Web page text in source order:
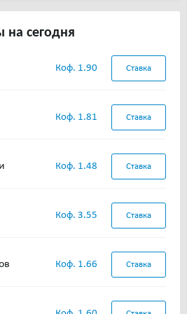
на сегодня
Коф. 1.90 Ставка
Коф. 1.81 Ставка
Коф. 1.48 Ставка
Коф. 3.55 Ставка
Коф. 1.66 Ставка